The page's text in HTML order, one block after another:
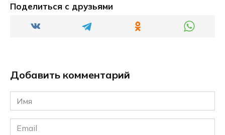
Поделиться с друзьями
Добавить комментарий
Имя
*
Email